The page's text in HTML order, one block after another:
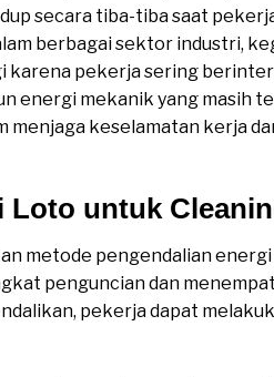
secara tiba-tiba saat
berbagai sektor industri,
karena pekerja sering
energi mekanik yang masih
menjaga keselamatan kerja
Loto untuk
metode pengendalian
penguncian dan
pekerja dapat